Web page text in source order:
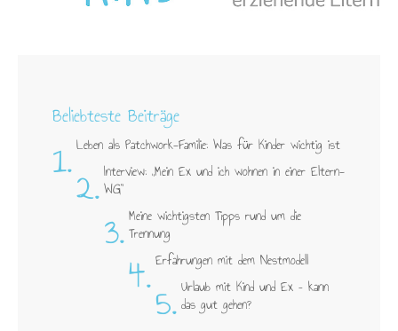
Beliebteste Beiträge
1. Leben als Patchwork-Familie: Was für Kinder wichtig ist
2. Interview: „Mein Ex und ich wohnen in einer Eltern-
WG"
3. Meine wichtigsten Tipps rund um die
Trennung
4. Erfahrungen mit dem Nestmodell
5. Urlaub mit Kind und Ex – kann
das gut gehen?